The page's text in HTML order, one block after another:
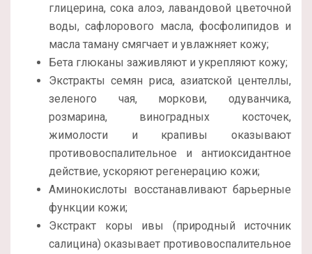
глицерина, сока алоэ, лавандовой цветочной
воды, сафлорового масла, фосфолипидов и
масла таману смягчает и увлажняет кожу;
Бета глюканы заживляют и укрепляют кожу;
Экстракты семян риса, азиатской центеллы,
зеленого чая, моркови, одуванчика,
розмарина, виноградных косточек,
жимолости и крапивы оказывают
противовоспалительное и антиоксидантное
действие, ускоряют регенерацию кожи;
Аминокислоты восстанавливают барьерные
функции кожи;
Экстракт коры ивы (природный источник
салицина) оказывает противовоспалительное